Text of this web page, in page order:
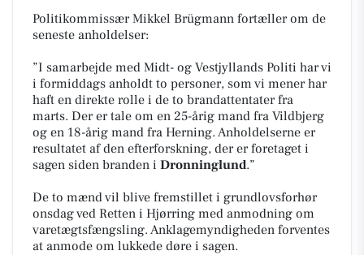
Politikommissær Mikkel Brügmann fortæller om de
seneste anholdelser:
”I samarbejde med Midt- og Vestjyllands Politi har vi
i formiddags anholdt to personer, som vi mener har
haft en direkte rolle i de to brandattentater fra
marts. Der er tale om en 25-årig mand fra Vildbjerg
og en 18-årig mand fra Herning. Anholdelserne er
resultatet af den efterforskning, der er foretaget i
sagen siden branden i Dronninglund.”
De to mænd vil blive fremstillet i grundlovsforhør
onsdag ved Retten i Hjørring med anmodning om
varetægtsfængsling. Anklagemyndigheden forventes
at anmode om lukkede døre i sagen.